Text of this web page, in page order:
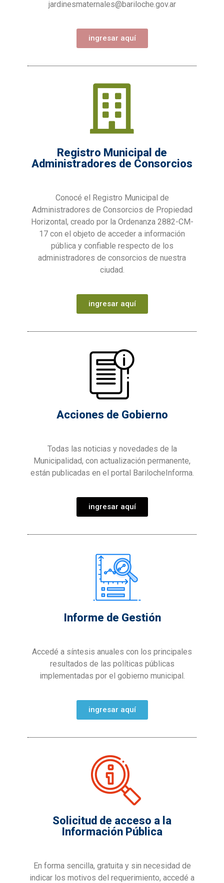
jardinesmaternales@bariloche.gov.ar
ingresar aquí
Registro Municipal de
Administradores de Consorcios
Conocé el Registro Municipal de
Administradores de Consorcios de Propiedad
Horizontal, creado por la Ordenanza 2882-CM-
17 con el objeto de acceder a información
pública y confiable respecto de los
administradores de consorcios de nuestra
ciudad.
ingresar aquí
Acciones de Gobierno
Todas las noticias y novedades de la
Municipalidad, con actualización permanente,
están publicadas en el portal BarilocheInforma.
ingresar aquí
Informe de Gestión
Accedé a síntesis anuales con los principales
resultados de las políticas públicas
implementadas por el gobierno municipal.
ingresar aquí
Solicitud de acceso a la
Información Pública
En forma sencilla, gratuita y sin necesidad de
indicar los motivos del requerimiento, accedé a